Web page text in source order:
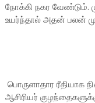
நோக்கி நகர வேண்டும்.
உயர்ந்தால் அதன் பலன்
பொருளாதார
ஆசிரியர்